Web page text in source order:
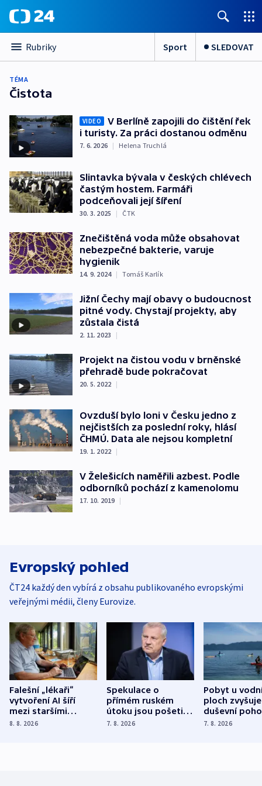
Rubriky Sport SLEDOVAT
TÉMA
Čistota
VIDEO
V Berlíně zapojili do čištění řek
i turisty. Za práci dostanou odměnu
7. 6. 2026 | Helena Truchlá
Slintavka bývala v českých chlévech
častým hostem. Farmáři
podceňovali její šíření
30. 3. 2025 | ČTK
Znečištěná voda může obsahovat
nebezpečné bakterie, varuje
hygienik
14. 9. 2024 | Tomáš Karlík
Jižní Čechy mají obavy o budoucnost
pitné vody. Chystají projekty, aby
zůstala čistá
2. 11. 2023 |
Projekt na čistou vodu v brněnské
přehradě bude pokračovat
20. 5. 2022 |
Ovzduší bylo loni v Česku jedno z
nejčistších za poslední roky, hlásí
ČHMÚ. Data ale nejsou kompletní
19. 1. 2022 |
V Želešicích naměřili azbest. Podle
odborníků pochází z kamenolomu
17. 10. 2019 |
Evropský pohled
ČT24 každý den vybírá z obsahu publikovaného evropskými
veřejnými médii, členy Eurovize.
Falešní „lékaři“
vytvoření AI šíří
mezi staršími
Poláky nebezpečné
8. 8. 2026
Spekulace o
přímém ruském
útoku jsou pošetilé,
míní estonský
7. 8. 2026
Pobyt u
ploch zvyšuje
duševní
ukázala
7. 8. 2026